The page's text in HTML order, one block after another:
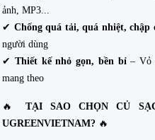
ảnh, MP3...
✔ Chống quá tải, quá nhiệt, chập
người dùng
✔ Thiết kế nhỏ gọn, bền bỉ– Vỏ
mang theo
🔥 TẠI SAO CHỌN CỦ
UGREENVIETNAM? 🔥